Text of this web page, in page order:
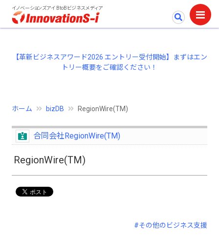
イノベーションズアイ BtoBビジネスメディア
【革新ビジネスアワード2026 エントリー受付開始】まずはエン
トリー概要をご確認ください！
ホーム bizDB RegionWire(TM)
合同会社RegionWire(TM)
RegionWire(TM)
#その他のビジネス支援